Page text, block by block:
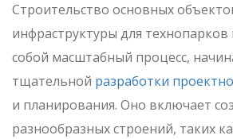
Строительство основных
инфраструктуры для технопарков
собой масштабный процесс,
тщательной разработки
и планирования. Оно включает
разнообразных строений, таких